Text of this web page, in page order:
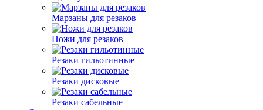
Марзаны для резаков
Ножи для резаков
Резаки гильотинные
Резаки дисковые
Резаки сабельные